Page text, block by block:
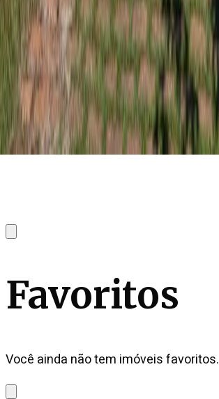
Favoritos
Você ainda não tem imóveis favoritos.